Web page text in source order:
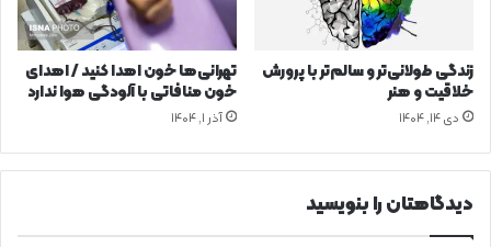
زندگی طولانی‌تر و سالم‌تر با پرورش
خلاقیت و هنر
دی ۱۴, ۱۴۰۴
تهرانی‌ها خون اهدا کنید / اهدای
خون منافاتی با آلودگی هوا ندارد
آذر ۱, ۱۴۰۴
دیدگاهتان را بنویسید